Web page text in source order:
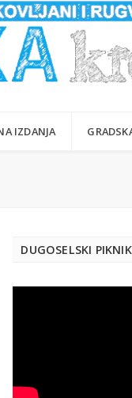
IZDANJA
DUGOSELSKI